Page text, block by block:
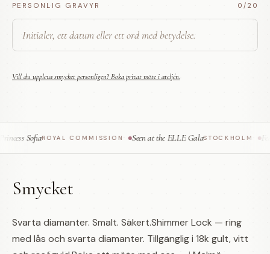
PERSONLIG GRAVYR 0 /20
Vill du uppleva smycket personligen? Boka privat möte i ateljén.
SofiaROYAL COMMISSION· Seen at the ELLE GalaSTOCKHOLM ·
Smycket
Svarta diamanter. Smalt. Säkert.Shimmer Lock — ring
med lås och svarta diamanter. Tillgänglig i 18k gult, vitt